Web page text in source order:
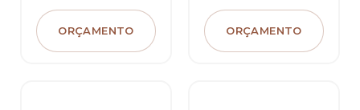
ORÇAMENTO ORÇAMENTO